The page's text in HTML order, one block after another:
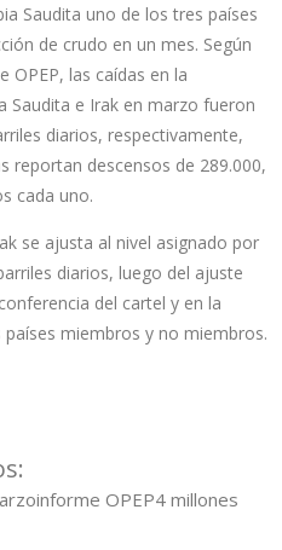
Saudita uno de los tres países
de crudo en un mes. Según
OPEP, las caídas en la
Saudita e Irak en marzo fueron
diarios, respectivamente,
reportan descensos de 289.000,
cada uno.
se ajusta al nivel asignado por
diarios, luego del ajuste
del cartel y en la
miembros y no miembros.
informe OPEP4 millones